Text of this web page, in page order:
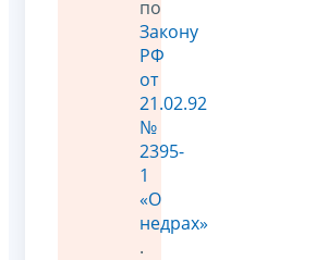
по
Закону
РФ
от
21.02.92
№
2395-
1
«О
недрах»
.